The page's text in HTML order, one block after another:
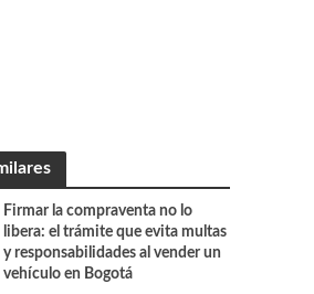
Firmar la compraventa no lo
libera: el trámite que evita multas
y responsabilidades al vender un
vehículo en Bogotá